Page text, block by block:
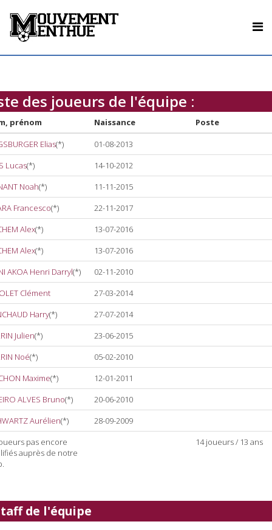
des joueurs de l'équipe :
prénom Naissance
Poste
Elias(*)
01-08-2013
Lucas(*)
14-10-2012
Noah(*)
11-11-2015
Francesco(*)
22-11-2017
Alex(*)
13-07-2016
Alex(*)
13-07-2016
AKOA Henri Darryl(*)
02-11-2010
Clément
27-03-2014
Harry(*)
27-07-2014
Julien(*)
23-06-2015
Noé(*)
05-02-2010
Maxime(*)
12-01-2011
ALVES Bruno(*)
20-06-2010
Aurélien(*)
28-09-2009
pas encore
auprès de notre
14 joueurs / 13 ans
de l'équipe